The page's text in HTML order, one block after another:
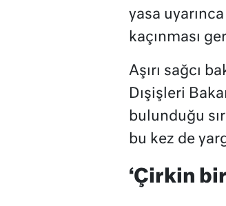
yasa
kaçınması
Aşırı sağcı
Dışişleri
bulunduğu
bu kez de
‘Çirkin